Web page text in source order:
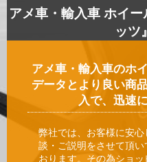
アメ車・輸入車 ホイ
ッツ
アメ車・輸入車のホ
データとより良い商
入で、迅速
弊社では、お客様に安
談・ご説明をさせて頂
おります。その為ショ